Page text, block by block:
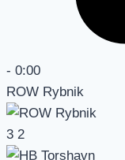
- 0:00
ROW Rybnik
3 2